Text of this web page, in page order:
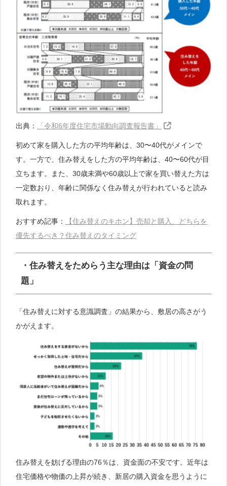
出典： 「令和6年度住宅市場動向調査報告書」
初めて家を購入した方の平均年齢は、30〜40代がメインで
す。一方で、住み替えをした方の平均年齢は、40〜60代が目
立ちます。また、30歳未満や60歳以上で家を買い替えた方は
一定数おり、年齢に関係なく住み替えが行われていると読み
取れます。
おすすめ記事：
【住み替えのキホン】売却と購入、どちらを
優先するべき？住み替えのタイミング
・住み替えをためらう主な理由は「資金の問
題」
「住み替えに対する意識調査」の結果から、敷居の高さがう
かがえます。
住み替えを妨げる理由の76％は、資金面の不安です。近年は
住宅価格や物価の上昇が続き、新居の購入資金を思うように